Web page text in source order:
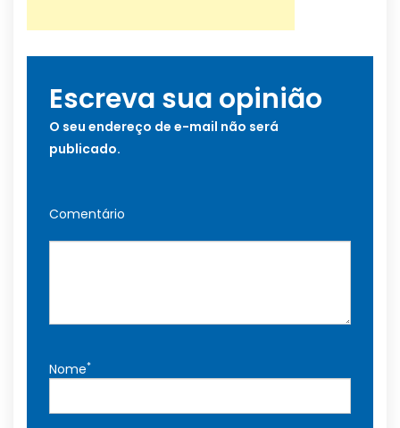
Escreva sua opinião
O seu endereço de e-mail não será
publicado.
Comentário
Nome*